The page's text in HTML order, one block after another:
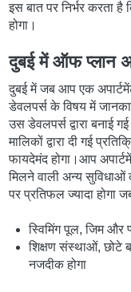
इस बात पर निर्भर करता
होगा।
दुबई में ऑफ प्लान
दुबई में जब आप एक
डेवलपर्स के विषय में
उस डेवलपर्स द्वारा बनाई
मालिकों द्वारा दी गई
फायदेमंद होगा।आप
मिलने वाली अन्य
पर प्रतिफल ज्यादा होगा
स्विमिंग पूल, जिम और
शिक्षण संस्थाओं, छोटे
नजदीक होगा